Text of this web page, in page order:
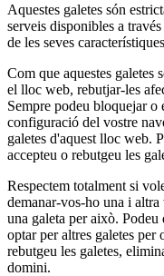
Aquestes galetes són
serveis disponibles a
de les seves
Com que aquestes galetes
el lloc web, rebutjar-les
Sempre podeu bloquejar o
configuració del vostre
galetes d'aquest lloc web.
accepteu o rebutgeu les
Respectem totalment si
demanar-vos-ho una i altra
una galeta per això.
optar per altres galetes
rebutgeu les galetes,
domini.